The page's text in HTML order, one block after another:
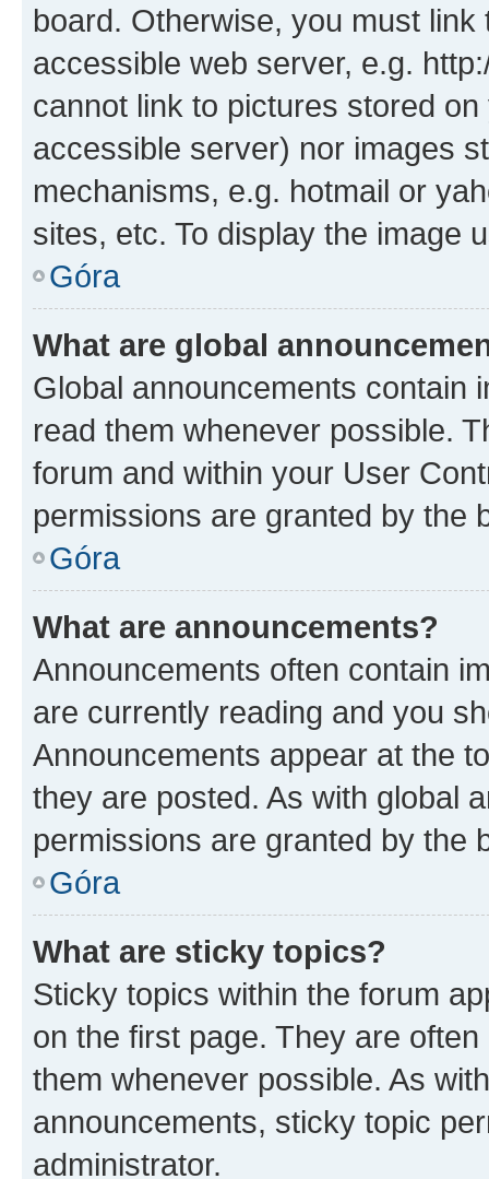
board. Otherwise, you must
accessible web server, e.g.
cannot link to pictures stored
accessible server) nor images
mechanisms, e.g. hotmail or
sites, etc. To display the image
Góra
What are global
Global announcements contain
read them whenever possible.
forum and within your User
permissions are granted by the
Góra
What are announcements?
Announcements often contain
are currently reading and you
Announcements appear at the
they are posted. As with global
permissions are granted by the
Góra
What are sticky topics?
Sticky topics within the forum
on the first page. They are
them whenever possible. As
announcements, sticky topic
administrator.